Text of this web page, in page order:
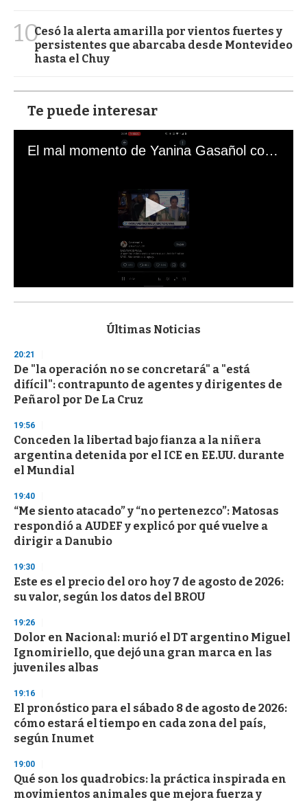
10Cesó la alerta amarilla por vientos fuertes y
persistentes que abarcaba desde Montevideo
hasta el Chuy
Te puede interesar
El mal momento de Yanina Gasañol con un hincha argentino en "Subrayado"
s
d
s
o
f
3
s
e
c
o
n
Últimas Noticias
20:21
De "la operación no se concretará" a "está
difícil": contrapunto de agentes y dirigentes de
Peñarol por De La Cruz
19:56
Conceden la libertad bajo fianza a la niñera
argentina detenida por el ICE en EE.UU. durante
el Mundial
19:40
“Me siento atacado” y “no pertenezco”: Matosas
respondió a AUDEF y explicó por qué vuelve a
dirigir a Danubio
19:30
Este es el precio del oro hoy 7 de agosto de 2026:
su valor, según los datos del BROU
19:26
Dolor en Nacional: murió el DT argentino Miguel
Ignomiriello, que dejó una gran marca en las
juveniles albas
19:16
El pronóstico para el sábado 8 de agosto de 2026:
cómo estará el tiempo en cada zona del país,
según Inumet
19:00
Qué son los quadrobics: la práctica inspirada en
movimientos animales que mejora fuerza y